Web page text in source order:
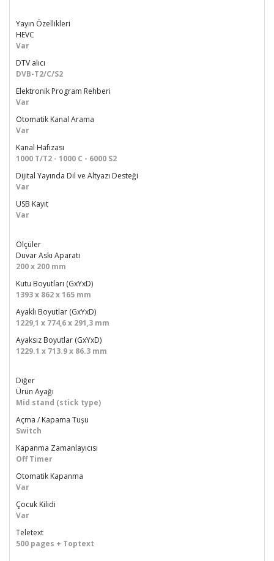
Yayın Özellikleri
HEVC
Var
DTV alıcı
DVB-T2/C/S2
Elektronik Program Rehberi
Var
Otomatik Kanal Arama
Var
Kanal Hafızası
1000 T/T2 - 1000 C - 6000 S2
Dijital Yayında Dil ve Altyazı Desteği
Var
USB Kayıt
Var
Ölçüler
Duvar Askı Aparatı
200 x 200 mm
Kutu Boyutları (GxYxD)
1393 x 862 x 165 mm
Ayaklı Boyutlar (GxYxD)
1229,1 x 774,6 x 291,3 mm
Ayaksız Boyutlar (GxYxD)
1229.1 x 713.9 x 86.3 mm
Diğer
Ürün Ayağı
Mid stand (stick type)
Açma / Kapama Tuşu
Switch
Kapanma Zamanlayıcısı
Off Timer
Otomatik Kapanma
Var
Çocuk Kilidi
Var
Teletext
500 pages + Toptext